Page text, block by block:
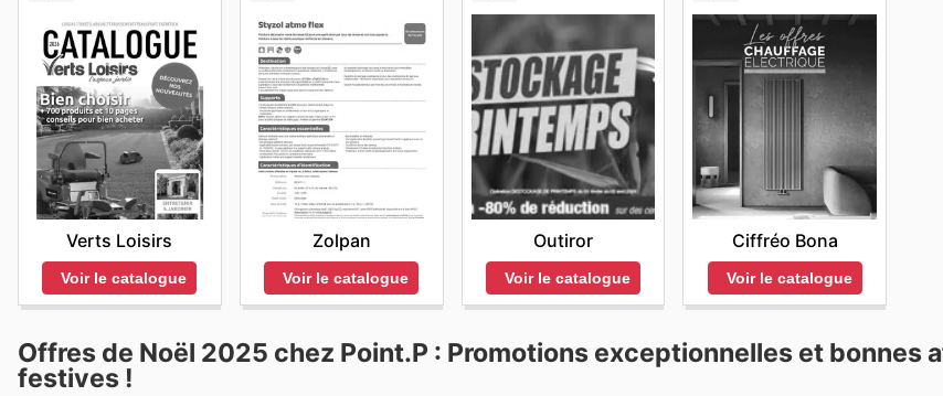
Verts Loisirs
Voir le catalogue
Zolpan
Voir le catalogue
Outiror
Voir le catalogue
Ciffréo Bona
Voir le catalogue
Offres de Noël 2025 chez Point.P : Promotions exceptionnelles et bonnes
festives !